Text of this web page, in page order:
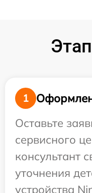
1
Оставьте
сервисного
консультант
уточнения
устройства